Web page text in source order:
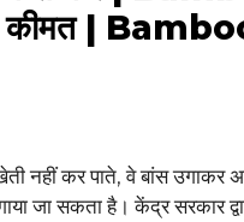
|
नहीं कर पाते, वे बांस उगाकर
जा सकता है। केंद्र सरकार